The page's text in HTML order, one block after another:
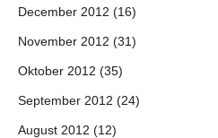
December 2012 (16)
November 2012 (31)
Oktober 2012 (35)
September 2012 (24)
August 2012 (12)